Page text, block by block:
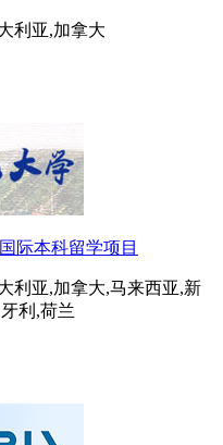
利亚,加拿大
际本科留学项目
利亚,加拿大,马来西亚,新
利,荷兰